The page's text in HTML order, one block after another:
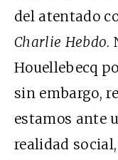
del atentado
Charlie Hebdo.
Houellebecq
sin embargo,
estamos ante
realidad